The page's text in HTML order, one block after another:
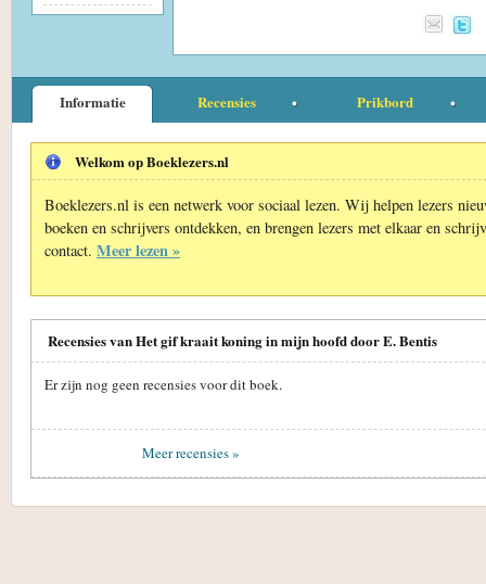
Informatie Recensies Prikbord
Welkom op Boeklezers.nl
Boeklezers.nl is een netwerk voor sociaal lezen. Wij helpen lezers
boeken en schrijvers ontdekken, en brengen lezers met elkaar en
contact. Meer lezen »
Recensies van Het gif kraait koning in mijn hoofd door E. Bentis
Er zijn nog geen recensies voor dit boek.
Meer recensies »